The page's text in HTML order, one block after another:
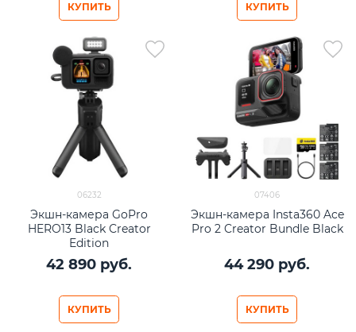
КУПИТЬ КУПИТЬ
06232
Экшн-камера GoPro
HERO13 Black Creator
Edition
42 890 руб.
КУПИТЬ
07406
Экшн-камера Insta360 Ace
Pro 2 Creator Bundle Black
44 290 руб.
КУПИТЬ